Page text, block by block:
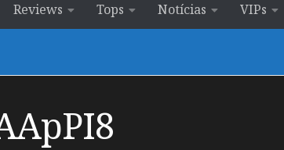
Reviews Tops Notícias VIPs